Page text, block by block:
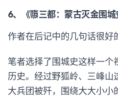
6、《隳三都：蒙古灭金围
作者在后记中的几句话很好
笔者选择了围城史这样一个
历史。经过野狐岭、三峰山
大兵团被歼，围绕大大小小